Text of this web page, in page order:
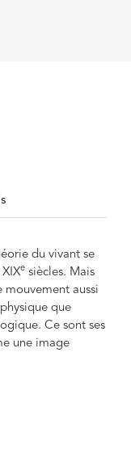
du vivant se
e siècles. Mais
mouvement aussi
que
Ce sont ses
une image
à l’inverse, à